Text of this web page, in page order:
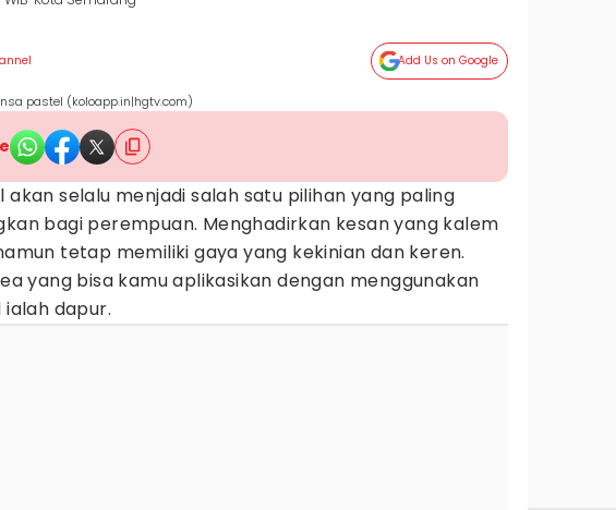
Add Us on Google
pastel (koloapp.in|hgtv.com)
akan selalu menjadi salah satu pilihan yang paling
bagi perempuan. Menghadirkan kesan yang kalem
tetap memiliki gaya yang kekinian dan keren.
yang bisa kamu aplikasikan dengan menggunakan
dapur.